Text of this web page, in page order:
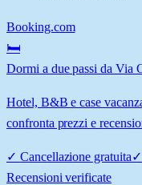
Booking.com
🛏️
Dormi a due passi da Via
Hotel, B&B e case
confronta prezzi e
✓ Cancellazione gratuita✓
Recensioni verificate